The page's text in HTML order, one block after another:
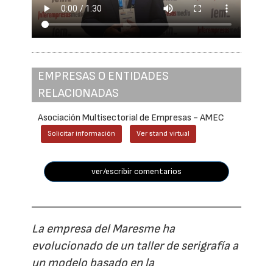
EMPRESAS O ENTIDADES
RELACIONADAS
Asociación Multisectorial de Empresas - AMEC
Solicitar información Ver stand virtual
ver/escribir comentarios
La empresa del Maresme ha
evolucionado de un taller de serigrafía a
un modelo basado en la